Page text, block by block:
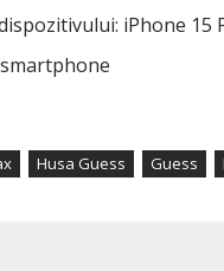
iPhone 15
Husa Guess Guess